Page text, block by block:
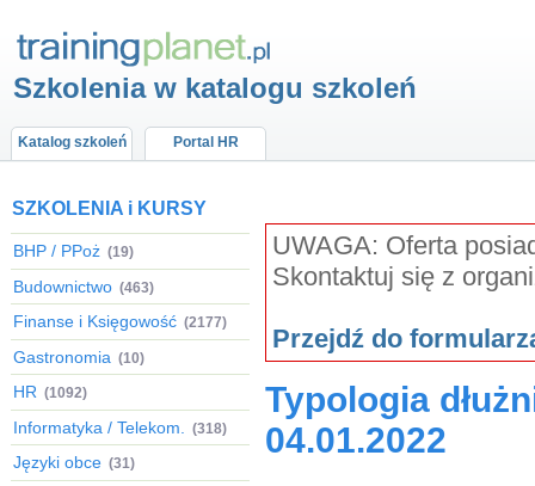
Szkolenia w katalogu szkoleń
Katalog szkoleń Portal HR
SZKOLENIA i KURSY
BHP / PPoż (19)
Budownictwo (463)
Finanse i Księgowość (2177)
Gastronomia (10)
HR (1092)
Informatyka / Telekom. (318)
Języki obce (31)
UWAGA: Oferta
Skontaktuj się z
Przejdź do
Typologia
04.01.2022